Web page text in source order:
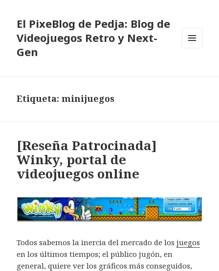
El PixeBlog de Pedja: Blog de
Videojuegos Retro y Next-
Gen
Etiqueta:minijuegos
[Reseña Patrocinada]
Winky, portal de
videojuegos online
Todos sabemos la inercia del mercado de losjuegos
en los últimos tiempos; el público jugón, en
general, quiere ver los gráficos más conseguidos,